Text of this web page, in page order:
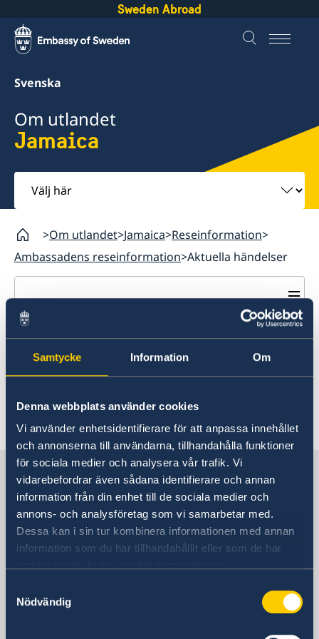
Samtycke Information Om
Denna webbplats använder cookies
Vi använder enhetsidentifierare för att anpassa innehållet
och annonserna till användarna, tillhandahålla funktioner
för sociala medier och analysera vår trafik. Vi
vidarebefordrar även sådana identifierare och annan
information från din enhet till de sociala medier och
annons- och analysföretag som vi samarbetar med.
Dessa kan i sin tur kombinera informationen med annan
information som du har tillhandahållit eller som de har
Nödvändig
Sweden Abroad
Svenska
Om utlandet
Jamaica
Välj
här
Om utlandet Jamaica Reseinformation
Ambassadens reseinformation Aktuella händelser
Jamaica
Rösta i Jamaica
Rösta i Jamaica
Förlust av pass
Gifta sig utomlands
Reseinformation
Aktuella händelser
Allmänna säkerhetsläget
Naturförhållanden och katastrofer
Terrorism
Trafiksäkerhet
Kriminalitet och personlig säkerhet
Lokala lagar och sedvänjor
Hälso- och sjukvård
In- och utresebestämmelser
Aktuella händelser
Det finns för tillfället inget att rapportera.
Sverige i Jamaica
Sveriges ambassad
Jamaica, Stockholm